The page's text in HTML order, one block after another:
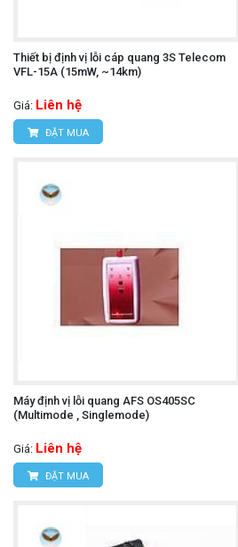
Thiết bị định vị lỗi cáp quang 3S Telecom
VFL-15A (15mW, ~14km)
Giá: Liên hệ
ĐẶT MUA
Máy định vị lỗi quang AFS OS405SC
(Multimode , Singlemode)
Giá: Liên hệ
ĐẶT MUA